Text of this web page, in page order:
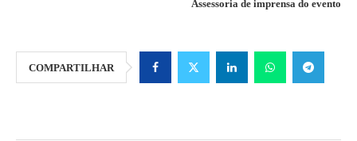
Assessoria de imprensa do evento
COMPARTILHAR